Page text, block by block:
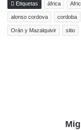
Etiquetas áfrica
alonso cordova cordoba
Orán y Mazalquivir sitio